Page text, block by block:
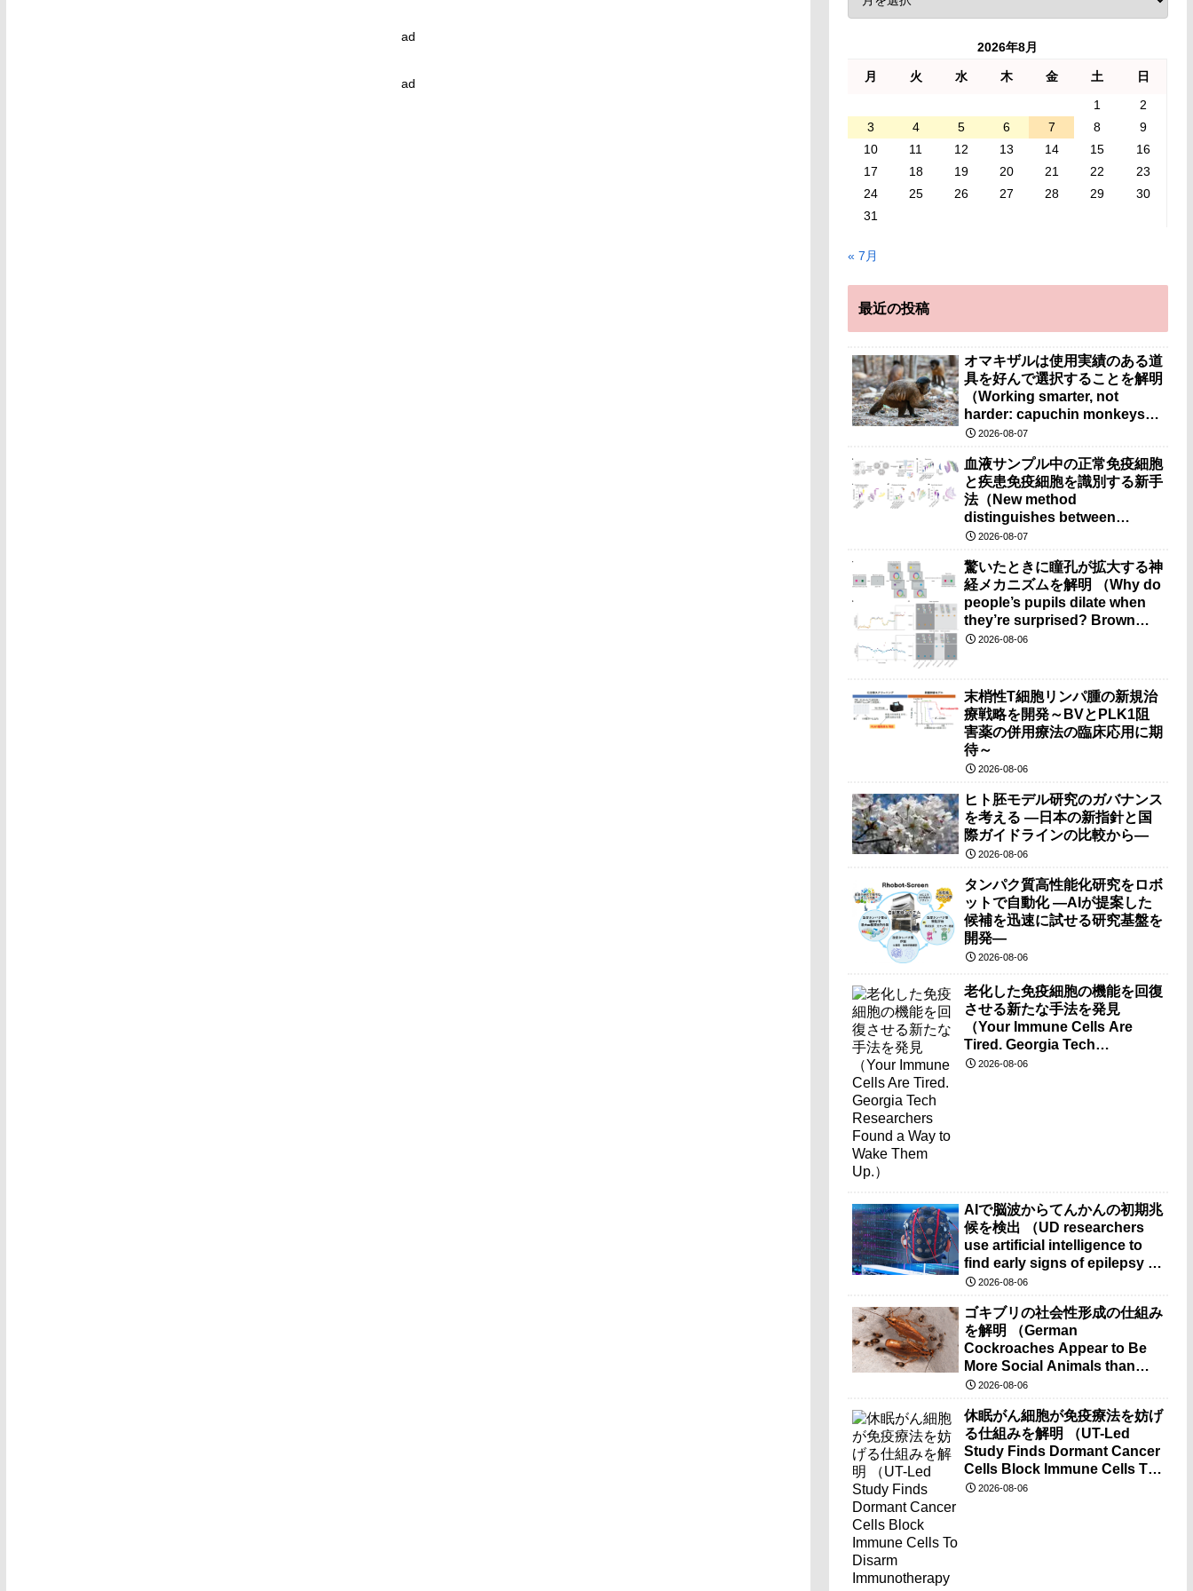
ad
ad
2026年8月
月 火 水 木 金 土
日
1
2
3
4 5 6 7 8
9
10
11 12 13 14 15
16
17
18 19 20 21 22
23
24
25 26 27 28 29
30
31
« 7月
最近の投稿
オマキザルは使用実績のある道
具を好んで選択することを解明
（Working smarter, not
harder: capuchin monkeys
prefer pre-used tools）
2026-08-07
血液サンプル中の正常免疫細胞
と疾患免疫細胞を識別する新手
法（New method
distinguishes between
healthy and diseased
samples）
2026-08-07
驚いたときに瞳孔が拡大する神
経メカニズムを解明 （Why do
people’s pupils dilate when
they’re surprised? Brown
researchers explain）
2026-08-06
末梢性T細胞リンパ腫の新規治
療戦略を開発～BVとPLK1阻
害薬の併用療法の臨床応用に期
待～
2026-08-06
ヒト胚モデル研究のガバナンス
を考える ―日本の新指針と国
際ガイドラインの比較から―
2026-08-06
タンパク質高性能化研究をロボ
ットで自動化 ―AIが提案した
候補を迅速に試せる研究基盤を
開発―
2026-08-06
老化した免疫細胞の機能を回復
させる新たな手法を発見
（Your Immune Cells Are
Tired. Georgia Tech
Researchers Found a Way to
2026-08-06
AIで脳波からてんかんの初期兆
候を検出 （UD researchers
use artificial intelligence to
find early signs of epilepsy in
brain-wave recordings）
2026-08-06
ゴキブリの社会性形成の仕組み
を解明 （German
Cockroaches Appear to Be
More Social Animals than
Previously Thought）
2026-08-06
休眠がん細胞が免疫療法を妨げ
る仕組みを解明 （UT-Led
Study Finds Dormant Cancer
Cells Block Immune Cells To
Disarm Immunotherapy）
2026-08-06